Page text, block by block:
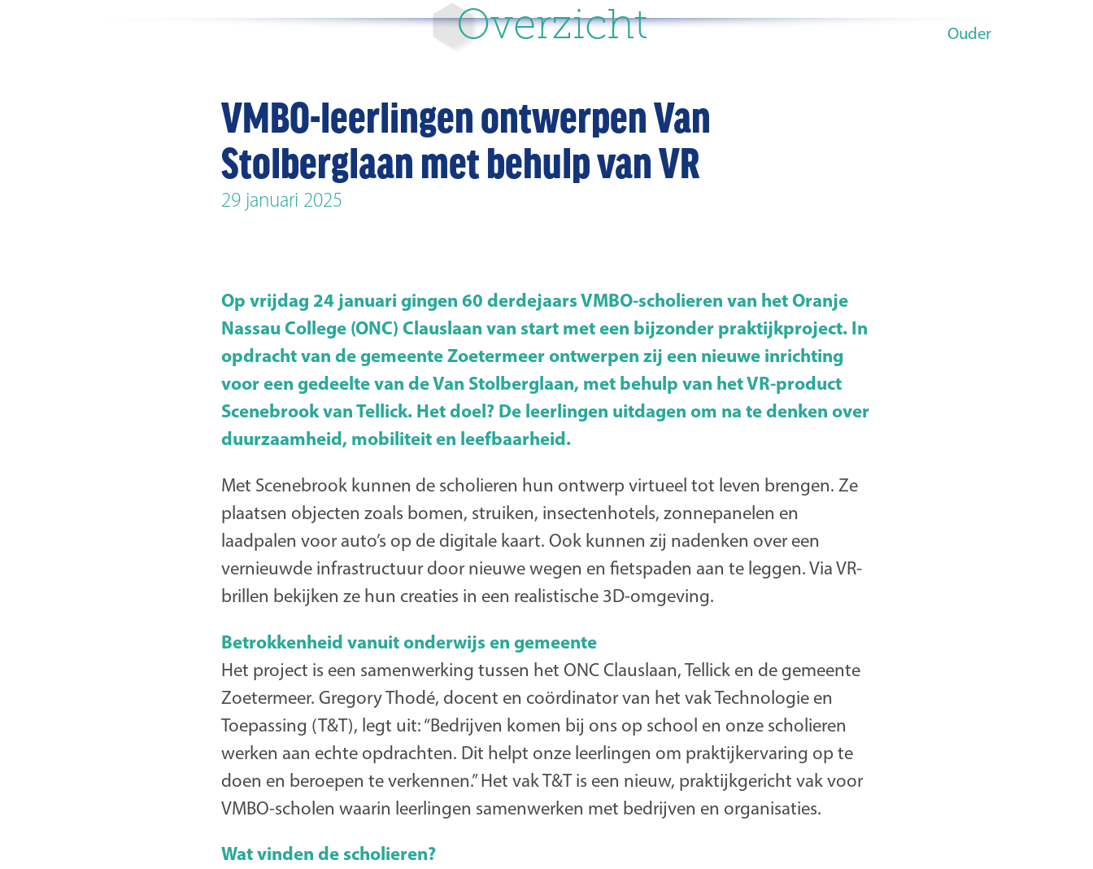
Overzicht Ouder
VMBO-leerlingen ontwerpen Van
Stolberglaan met behulp van VR
29 januari 2025
Op vrijdag 24 januari gingen 60 derdejaars VMBO-scholieren van het Oranje
Nassau College (ONC) Clauslaan van start met een bijzonder praktijkproject. In
opdracht van de gemeente Zoetermeer ontwerpen zij een nieuwe inrichting
voor een gedeelte van de Van Stolberglaan, met behulp van het VR-product
Scenebrook van Tellick. Het doel? De leerlingen uitdagen om na te denken over
duurzaamheid, mobiliteit en leefbaarheid.
Met Scenebrook kunnen de scholieren hun ontwerp virtueel tot leven brengen. Ze
plaatsen objecten zoals bomen, struiken, insectenhotels, zonnepanelen en
laadpalen voor auto’s op de digitale kaart. Ook kunnen zij nadenken over een
vernieuwde infrastructuur door nieuwe wegen en fietspaden aan te leggen. Via VR-
brillen bekijken ze hun creaties in een realistische 3D-omgeving.
Betrokkenheid vanuit onderwijs en gemeente
Het project is een samenwerking tussen het ONC Clauslaan, Tellick en de gemeente
Zoetermeer. Gregory Thodé, docent en coördinator van het vak Technologie en
Toepassing (T&T), legt uit: “Bedrijven komen bij ons op school en onze scholieren
werken aan echte opdrachten. Dit helpt onze leerlingen om praktijkervaring op te
doen en beroepen te verkennen.” Het vak T&T is een nieuw, praktijkgericht vak voor
VMBO-scholen waarin leerlingen samenwerken met bedrijven en organisaties.
Wat vinden de scholieren?